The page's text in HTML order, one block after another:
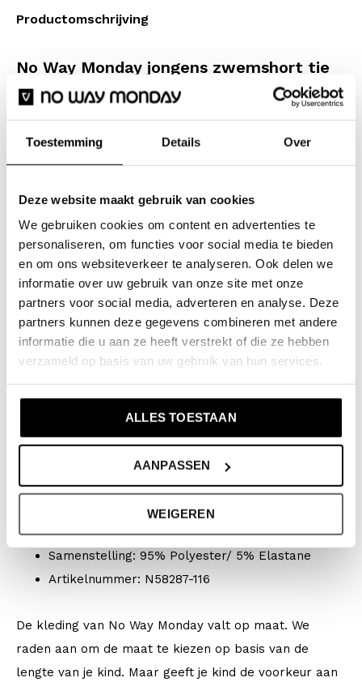
Toestemming Details Over
Deze website maakt gebruik van cookies
We gebruiken cookies om content en advertenties te
personaliseren, om functies voor social media te bieden
en om ons websiteverkeer te analyseren. Ook delen we
informatie over uw gebruik van onze site met onze
partners voor social media, adverteren en analyse. Deze
partners kunnen deze gegevens combineren met andere
informatie die u aan ze heeft verstrekt of die ze hebben
verzameld op basis van uw gebruik van hun services.
ALLES TOESTAAN
AANPASSEN
WEIGEREN
Productomschrijving
No Way Monday jongens zwemshort tie
dye mid length blauw
No Way Monday
kinderkleding
Beleef de ultieme zomer met deze No Way Monday
jongens zwemshort. De stoere tie-dye print in een mix
snel, zodat je na een verfrissende duik direct weer
door kunt naar het terras of het sportveld. De short
heeft een comfortabele pasvorm met een elastische
tailleband en een wit trekkoord, waardoor hij altijd
perfect blijft zitten tijdens het zwemmen en spelen.
Specificaties
Merk: No Way Monday
Seizoen: Spring/Summer 2026
Collectie: Jongenskleding (vanaf maat 92) /
Babykleding (44-86)
Zwemkleding
Kleur: White + multi colour
Samenstelling: 95% Polyester/ 5% Elastane
Artikelnummer: N58287-116
De kleding van No Way Monday valt op maat. We
raden aan om de maat te kiezen op basis van de
lengte van je kind. Maar geeft je kind de voorkeur aan